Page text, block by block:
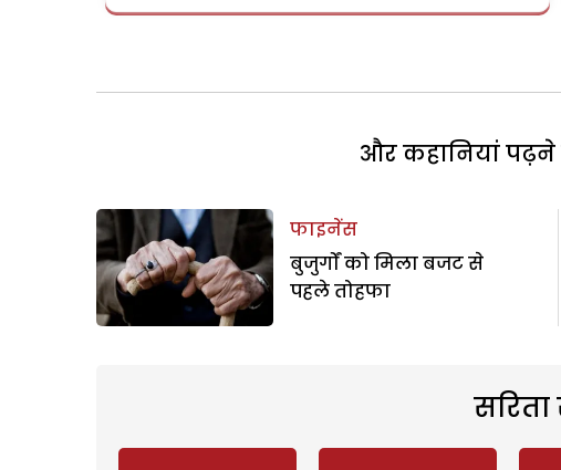
और कहानियां
फाइनेंस
बुजुर्गों को मिला बजट से
पहले तोहफा